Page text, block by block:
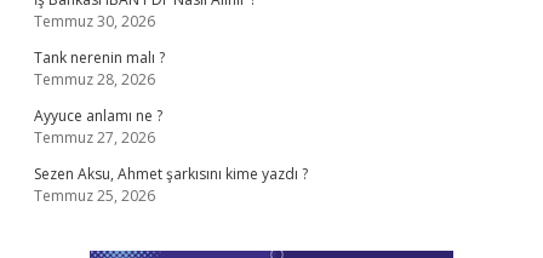
Temmuz 30, 2026
Tank nerenin malı ?
Temmuz 28, 2026
Ayyuce anlamı ne ?
Temmuz 27, 2026
Sezen Aksu, Ahmet şarkısını kime yazdı ?
Temmuz 25, 2026